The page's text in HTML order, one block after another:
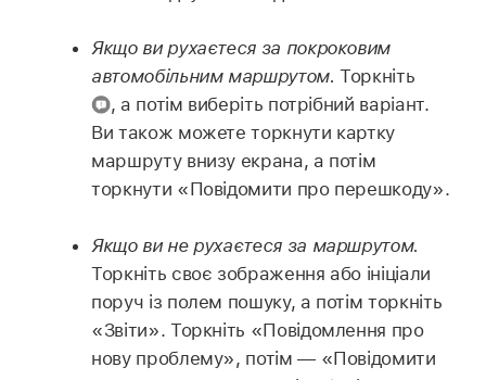
Якщо ви рухаєтеся за покроковим
автомобільним маршрутом.Торкніть
, а потім виберіть потрібний варіант.
Ви також можете торкнути картку
маршруту внизу екрана, а потім
торкнути «Повідомити про перешкоду».
Якщо ви не рухаєтеся за маршрутом.
Торкніть своє зображення або ініціали
поруч із полем пошуку, а потім торкніть
«Звіти». Торкніть «Повідомлення про
нову проблему», потім — «Повідомити